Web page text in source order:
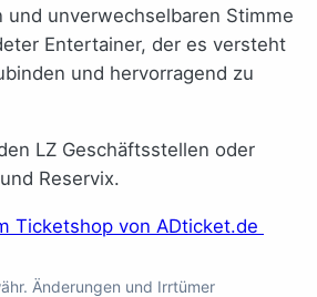
und unverwechselbaren Stimme
Entertainer, der es versteht
und hervorragend zu
LZ Geschäftsstellen oder
Reservix.
Ticketshop von ADticket.de
Änderungen und Irrtümer